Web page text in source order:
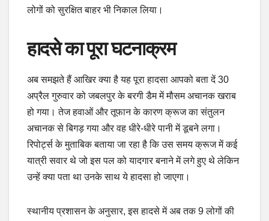
लोगों को सुरक्षित बाहर भी निकाल लिया।
हादसे का पूरा घटनाक्रम
अब समझते हैं आखिर क्या है यह पूरा हादसा आपको बता दें 30
अप्रैल गुरुवार को जबलपुर के बरगी डैम में मौसम अचानक खराब
हो गया। तेज हवाओं और तूफान के कारण क्रूज का संतुलन
अचानक से बिगड़ गया और वह धीरे-धीरे पानी में डूबने लगा।
रिपोर्ट्स के मुताबिक बताया जा रहा है कि उस समय क्रूज में कई
यात्री सवार थे जो इस पल को यादगार बनाने में लगे हुए थे लेकिन
उन्हें क्या पता था उनके साथ ये हादसा हो जाएगा।
स्थानीय प्रशासन के अनुसार, इस हादसे में अब तक 9 लोगों की